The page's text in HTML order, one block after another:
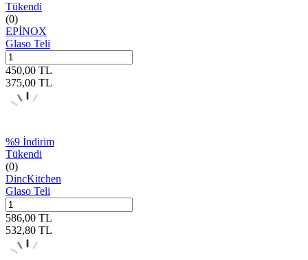
Tükendi
(0)
EPİNOX
Glaso Teli
450,00 TL
375,00 TL
%9 İndirim
Tükendi
(0)
DincKitchen
Glaso Teli
586,00 TL
532,80 TL